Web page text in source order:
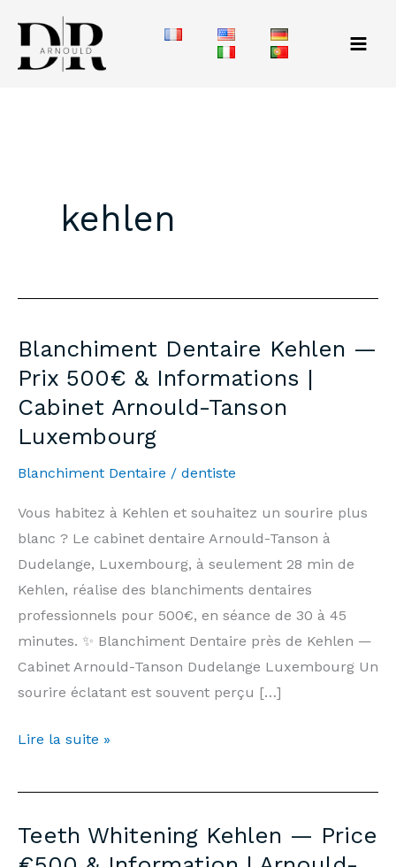
contenu
kehlen
Blanchiment Dentaire Kehlen —
Prix 500€ & Informations |
Cabinet Arnould-Tanson
Luxembourg
Blanchiment Dentaire / dentiste
Vous habitez à Kehlen et souhaitez un sourire plus
blanc ? Le cabinet dentaire Arnould-Tanson à
Dudelange, Luxembourg, à seulement 28 min de
Kehlen, réalise des blanchiments dentaires
professionnels pour 500€, en séance de 30 à 45
minutes. ✨ Blanchiment Dentaire près de Kehlen —
Cabinet Arnould-Tanson Dudelange Luxembourg Un
sourire éclatant est souvent perçu […]
Blanchiment
Kehlen
Prix
Lire la suite »
Teeth Whitening Kehlen — Price